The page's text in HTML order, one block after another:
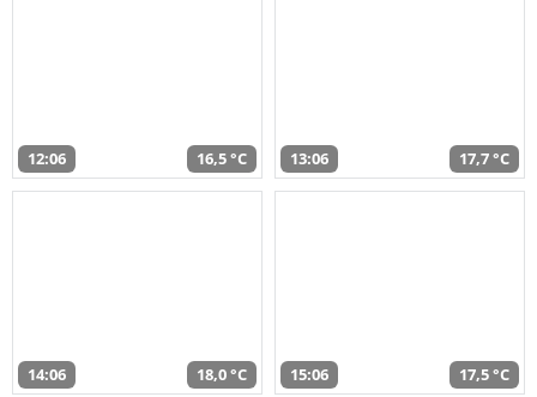
12:06 16,5 °C 13:06 17,7 °C
14:06 18,0 °C 15:06 17,5 °C